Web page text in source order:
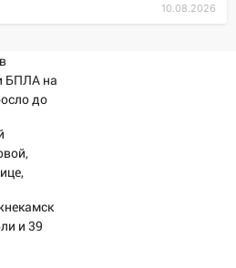
Московском шоссе в
во время
26-летнего парня
ночь и ветреный
в Ульяновске 10
ураган,
деревья
область: ЧП
10.08.2026
БПЛА на
до
и 39